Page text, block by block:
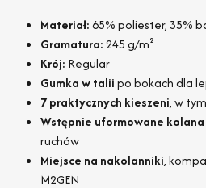
Materiał:65% poliester, 35%
Gramatura:245 g/m²
Krój: Regular
Gumka w taliipo bokach dla
7 praktycznych kieszeni, w
Wstępnie uformowane kolana
ruchów
Miejsce na nakolanniki,
M2GEN